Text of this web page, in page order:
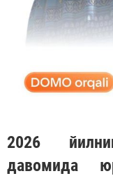
2026
давомида